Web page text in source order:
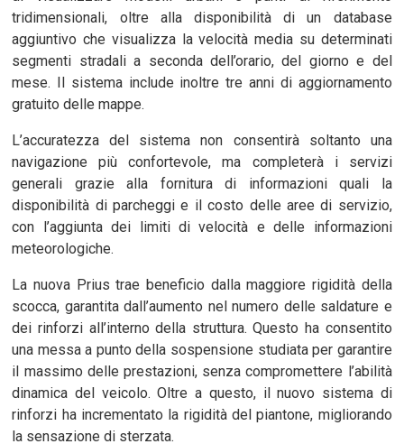
tridimensionali, oltre alla disponibilità di un database
aggiuntivo che visualizza la velocità media su determinati
segmenti stradali a seconda dell’orario, del giorno e del
mese. Il sistema include inoltre tre anni di aggiornamento
gratuito delle mappe.
L’accuratezza del sistema non consentirà soltanto una
navigazione più confortevole, ma completerà i servizi
generali grazie alla fornitura di informazioni quali la
disponibilità di parcheggi e il costo delle aree di servizio,
con l’aggiunta dei limiti di velocità e delle informazioni
meteorologiche.
La nuova Prius trae beneficio dalla maggiore rigidità della
scocca, garantita dall’aumento nel numero delle saldature e
dei rinforzi all’interno della struttura. Questo ha consentito
una messa a punto della sospensione studiata per garantire
il massimo delle prestazioni, senza compromettere l’abilità
dinamica del veicolo. Oltre a questo, il nuovo sistema di
rinforzi ha incrementato la rigidità del piantone, migliorando
la sensazione di sterzata.